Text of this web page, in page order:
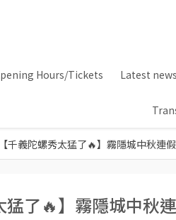
Hours/Tickets Latest news
【千義陀螺秀太猛了🔥】霧隱城中秋連
猛了🔥】霧隱城中秋